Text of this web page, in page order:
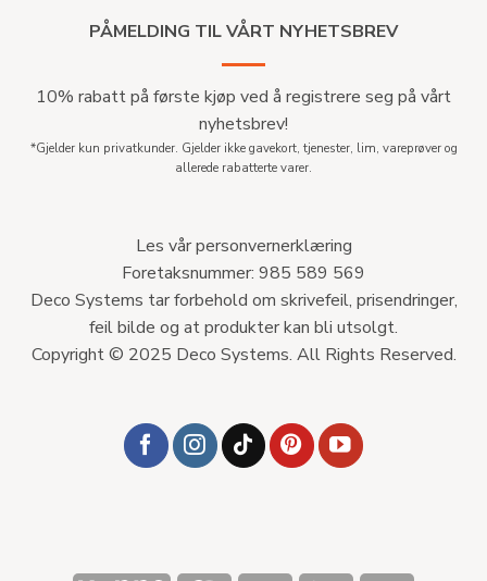
PÅMELDING TIL VÅRT NYHETSBREV
10% rabatt på første kjøp ved å registrere seg på vårt
nyhetsbrev!
*Gjelder kun privatkunder. Gjelder ikke gavekort, tjenester, lim, vareprøver og
allerede rabatterte varer.
Les vår personvernerklæring
Foretaksnummer: 985 589 569
Deco Systems tar forbehold om skrivefeil, prisendringer,
feil bilde og at produkter kan bli utsolgt.
Copyright © 2025 Deco Systems. All Rights Reserved.